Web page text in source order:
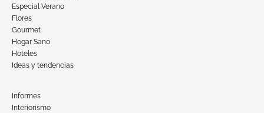
Especial Verano
Flores
Gourmet
Hogar Sano
Hoteles
Ideas y tendencias
Informes
Interiorismo